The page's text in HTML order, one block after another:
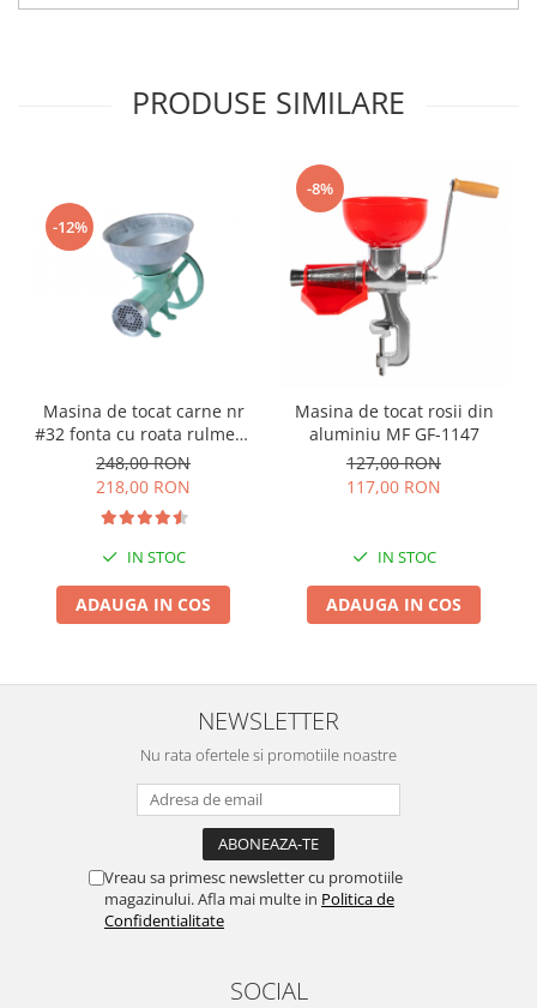
PRODUSE SIMILARE
-12%
Masina de tocat carne nr
#32 fonta cu roata rulment
si palnie JIA
248,00 RON
218,00 RON
IN STOC
ADAUGA IN COS
-8%
Masina de tocat rosii din
aluminiu MF GF-1147
127,00 RON
117,00 RON
IN STOC
ADAUGA IN COS
NEWSLETTER
Nu rata ofertele si promotiile noastre
Vreau sa primesc newsletter cu promotiile
magazinului. Afla mai multe in Politica de
Confidentialitate
SOCIAL